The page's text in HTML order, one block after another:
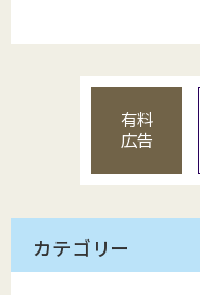
有料
広告
カテゴリー